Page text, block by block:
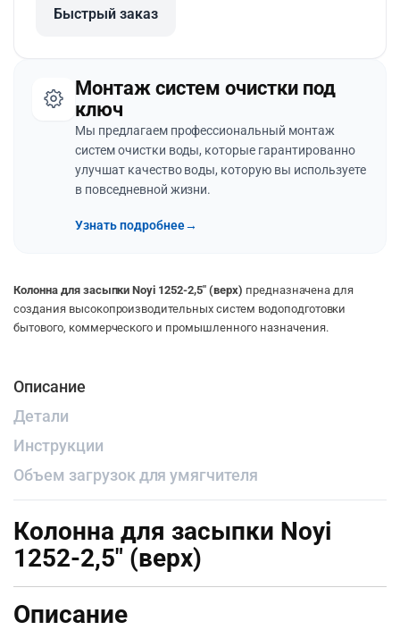
Быстрый заказ
Монтаж систем очистки под
ключ
Мы предлагаем профессиональный монтаж
систем очистки воды, которые гарантированно
улучшат качество воды, которую вы используете
в повседневной жизни.
Узнать подробнее→
Колонна для засыпки Noyi 1252-2,5″ (верх) предназначена для
создания высокопроизводительных систем водоподготовки
бытового, коммерческого и промышленного назначения.
Описание
Детали
Инструкции
Объем загрузок для умягчителя
Колонна для засыпки Noyi
1252-2,5″ (верх)
Описание